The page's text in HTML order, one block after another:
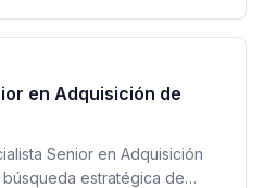
en Adquisición de
Senior en Adquisición
estratégica de